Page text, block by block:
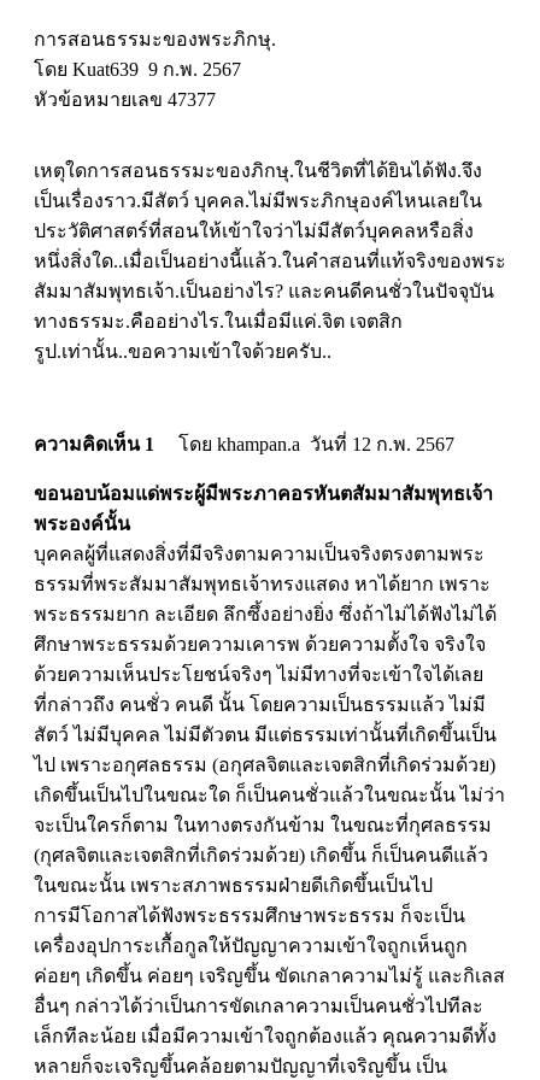
การสอนธรรมะของพระภิกษุ.
โดย Kuat639 9 ก.พ. 2567
หัวข้อหมายเลข 47377
เหตุใดการสอนธรรมะของภิกษุ.ในชีวิตที่ได้ยินได้ฟัง.จึง
เป็นเรื่องราว.มีสัตว์ บุคคล.ไม่มีพระภิกษุองค์ไหนเลยใน
ประวัติศาสตร์ที่สอนให้เข้าใจว่าไม่มีสัตว์บุคคลหรือสิ่ง
หนึ่งสิ่งใด..เมื่อเป็นอย่างนี้แล้ว.ในคำสอนที่แท้จริงของพระ
สัมมาสัมพุทธเจ้า.เป็นอย่างไร? และคนดีคนชั่วในปัจจุบัน
ทางธรรมะ.คืออย่างไร.ในเมื่อมีแค่.จิต เจตสิก
รูป.เท่านั้น..ขอความเข้าใจด้วยครับ..
ความคิดเห็น 1 โดย khampan.a วันที่ 12 ก.พ. 2567
ขอนอบน้อมแด่พระผู้มีพระภาคอรหันตสัมมาสัมพุทธเจ้า
พระองค์นั้น
บุคคลผู้ที่แสดงสิ่งที่มีจริงตามความเป็นจริงตรงตามพระ
ธรรมที่พระสัมมาสัมพุทธเจ้าทรงแสดง หาได้ยาก เพราะ
พระธรรมยาก ละเอียด ลึกซึ้งอย่างยิ่ง ซึ่งถ้าไม่ได้ฟังไม่ได้
ศึกษาพระธรรมด้วยความเคารพ ด้วยความตั้งใจ จริงใจ
ด้วยความเห็นประโยชน์จริงๆ ไม่มีทางที่จะเข้าใจได้เลย
ที่กล่าวถึง คนชั่ว คนดี นั้น โดยความเป็นธรรมแล้ว ไม่มี
สัตว์ ไม่มีบุคคล ไม่มีตัวตน มีแต่ธรรมเท่านั้นที่เกิดขึ้นเป็น
ไป เพราะอกุศลธรรม (อกุศลจิตและเจตสิกที่เกิดร่วมด้วย)
เกิดขึ้นเป็นไปในขณะใด ก็เป็นคนชั่วแล้วในขณะนั้น ไม่ว่า
จะเป็นใครก็ตาม ในทางตรงกันข้าม ในขณะที่กุศลธรรม
(กุศลจิตและเจตสิกที่เกิดร่วมด้วย) เกิดขึ้น ก็เป็นคนดีแล้ว
ในขณะนั้น เพราะสภาพธรรมฝ่ายดีเกิดขึ้นเป็นไป
การมีโอกาสได้ฟังพระธรรมศึกษาพระธรรม ก็จะเป็น
เครื่องอุปการะเกื้อกูลให้ปัญญาความเข้าใจถูกเห็นถูก
ค่อยๆ เกิดขึ้น ค่อยๆ เจริญขึ้น ขัดเกลาความไม่รู้ และกิเลส
อื่นๆ กล่าวได้ว่าเป็นการขัดเกลาความเป็นคนชั่วไปทีละ
เล็กทีละน้อย เมื่อมีความเข้าใจถูกต้องแล้ว คุณความดีทั้ง
หลายก็จะเจริญขึ้นคล้อยตามปัญญาที่เจริญขึ้น เป็น